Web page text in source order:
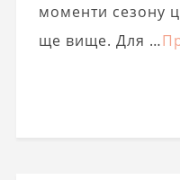
моменти сезону
ще вище. Для …